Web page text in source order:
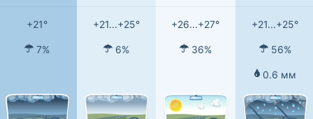
+21° +21...+25° +26...+27° +21...+25°
7% 6% 36% 56%
0.6 мм